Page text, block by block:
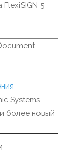
5
Systems
более новый